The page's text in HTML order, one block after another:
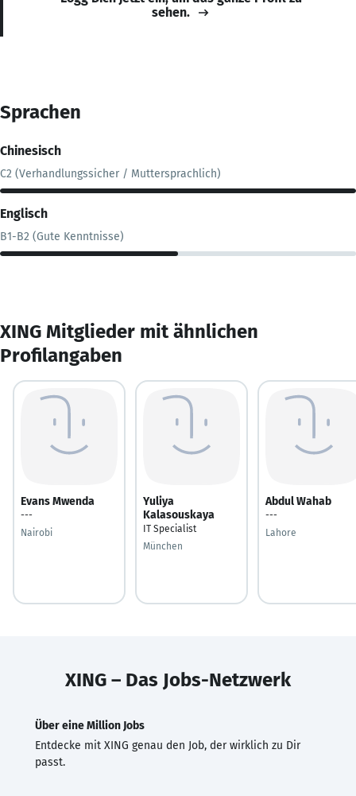
sehen.
Sprachen
Chinesisch
C2 (Verhandlungssicher / Muttersprachlich)
Englisch
B1-B2 (Gute Kenntnisse)
XING Mitglieder mit ähnlichen
Profilangaben
Evans Mwenda
---
Nairobi
Yuliya
Kalasouskaya
IT Specialist
München
Abdul Wahab
---
Lahore
XING – Das Jobs-Netzwerk
Über eine Million Jobs
Entdecke mit XING genau den Job, der wirklich zu Dir
passt.